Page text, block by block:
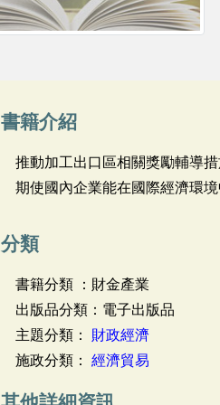
書籍介紹
推動加工出口區相關獎勵輔導
期使國內企業能在國際經濟環
分類
書籍分類 ：財金產業
出版品分類：電子出版品
主題分類： 財政經濟
施政分類： 經濟貿易